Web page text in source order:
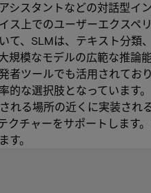
シスタントなどの対話型イ
ス上でのユーザーエクスペ
て、SLMは、テキスト分
規模なモデルの広範な推論
者ツールでも活用されてお
的な選択肢となっています。
れる場所の近くに実装さ
クチャーをサポートします
す。